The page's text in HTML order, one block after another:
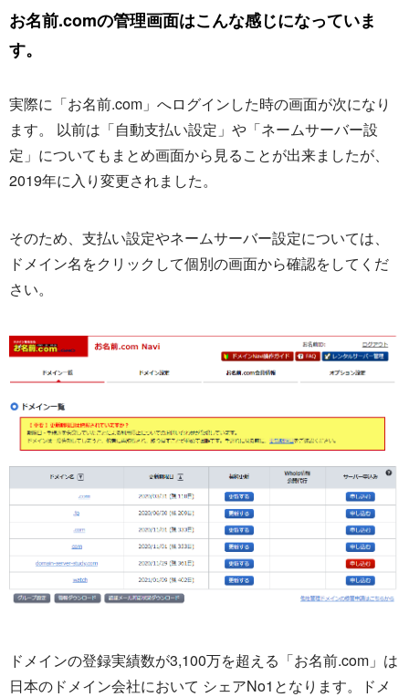
お名前.comの管理画面はこんな感じになっていま
す。
実際に「お名前.com」へログインした時の画面が次になり
ます。 以前は「自動支払い設定」や「ネームサーバー設
定」についてもまとめ画面から見ることが出来ましたが、
2019年に入り変更されました。
そのため、支払い設定やネームサーバー設定については、
ドメイン名をクリックして個別の画面から確認をしてくだ
さい。
ドメインの登録実績数が3,100万を超える「お名前.com」は
日本のドメイン会社において シェアNo1となります。ドメ